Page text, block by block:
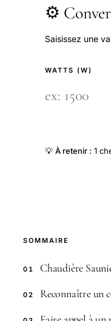
⚙️
Saisissez une
WATTS (W)
💡 À retenir : 1
SOMMAIRE
01 Chaudière
02 Reconnaître un